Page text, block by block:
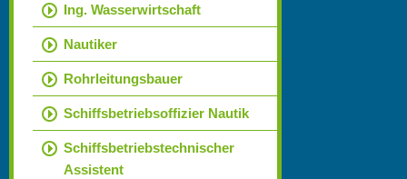
Ing. Wasserwirtschaft
Nautiker
Rohrleitungsbauer
Schiffsbetriebsoffizier Nautik
Schiffsbetriebstechnischer
Assistent